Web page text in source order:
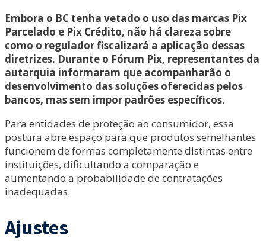
Embora o BC tenha vetado o uso das marcas Pix
Parcelado e Pix Crédito, não há clareza sobre
como o regulador fiscalizará a aplicação dessas
diretrizes. Durante o Fórum Pix, representantes da
autarquia informaram que acompanharão o
desenvolvimento das soluções oferecidas pelos
bancos, mas sem impor padrões específicos.
Para entidades de proteção ao consumidor, essa
postura abre espaço para que produtos semelhantes
funcionem de formas completamente distintas entre
instituições, dificultando a comparação e
aumentando a probabilidade de contratações
inadequadas.
Ajustes